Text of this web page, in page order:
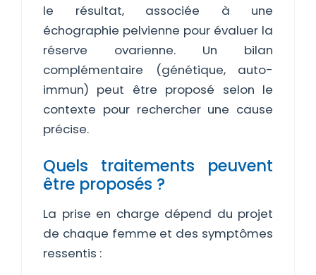
le résultat, associée à une
échographie pelvienne pour évaluer la
réserve ovarienne. Un bilan
complémentaire (génétique, auto-
immun) peut être proposé selon le
contexte pour rechercher une cause
précise.
Quels traitements peuvent
être proposés ?
La prise en charge dépend du projet
de chaque femme et des symptômes
ressentis :